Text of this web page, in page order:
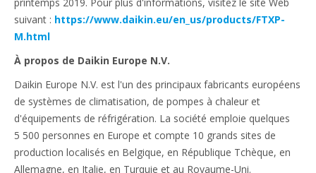
suivant : https://www.daikin.eu/en_us/products/FTXP-
M.html
À propos de Daikin Europe N.V.
Daikin Europe N.V. est l'un des principaux fabricants européens
de systèmes de climatisation, de pompes à chaleur et
d'équipements de réfrigération. La société emploie quelques
5 500 personnes en Europe et compte 10 grands sites de
production localisés en Belgique, en République Tchèque, en
Allemagne, en Italie, en Turquie et au Royaume-Uni.